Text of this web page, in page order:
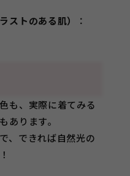
ストのある肌）
：
も、実際に着てみる
あります。
、できれば自然光の